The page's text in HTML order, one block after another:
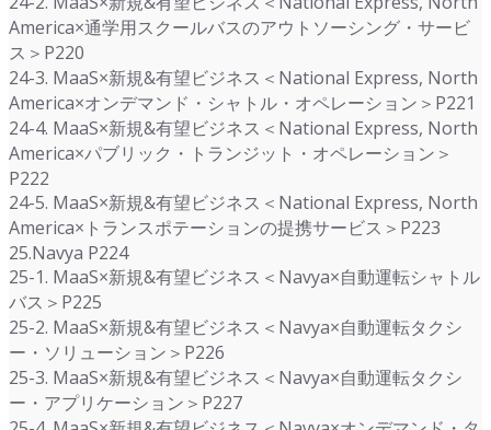
America×通学用スクールバスのアウトソーシング・サービ
ス＞P220
24-3. MaaS×新規&有望ビジネス＜National Express, North
America×オンデマンド・シャトル・オペレーション＞P221
24-4. MaaS×新規&有望ビジネス＜National Express, North
America×パブリック・トランジット・オペレーション＞
P222
24-5. MaaS×新規&有望ビジネス＜National Express, North
America×トランスポテーションの提携サービス＞P223
25.Navya P224
25-1. MaaS×新規&有望ビジネス＜Navya×自動運転シャトル
バス＞P225
25-2. MaaS×新規&有望ビジネス＜Navya×自動運転タクシ
ー・ソリューション＞P226
25-3. MaaS×新規&有望ビジネス＜Navya×自動運転タクシ
ー・アプリケーション＞P227